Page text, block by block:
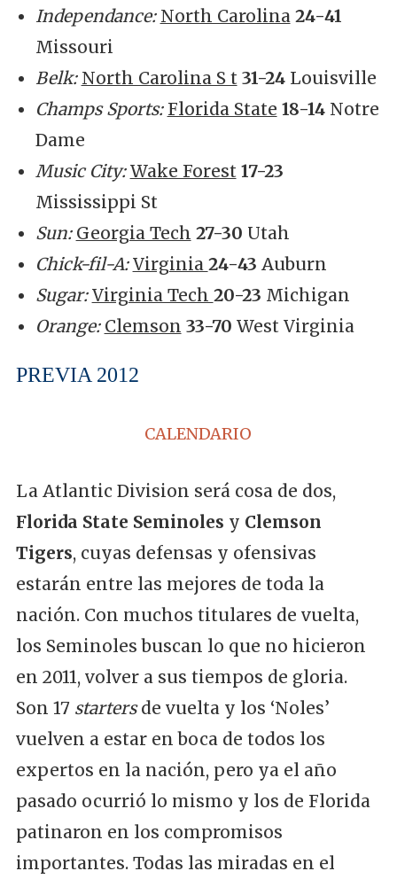
Independance: North Carolina24-41
Missouri
Belk: North Carolina S t 31-24Louisville
Champs Sports: Florida State 18-14Notre
Dame
Music City:Wake Forest 17-23
Mississippi St
Sun: Georgia Tech 27-30 Utah
Chick-fil-A:Virginia 24-43 Auburn
Sugar:Virginia Tech 20-23 Michigan
Orange: Clemson 33-70 West Virginia
PREVIA 2012
CALENDARIO
La Atlantic Division será cosa de dos,
Florida State Seminoles y Clemson
Tigers, cuyas defensas y ofensivas
estarán entre las mejores de toda la
nación. Con muchos titulares de vuelta,
los Seminoles buscan lo que no hicieron
en 2011, volver a sus tiempos de gloria.
Son 17 startersde vuelta y los ‘Noles’
vuelven a estar en boca de todos los
expertos en la nación, pero ya el año
pasado ocurrió lo mismo y los de Florida
patinaron en los compromisos
importantes. Todas las miradas en el